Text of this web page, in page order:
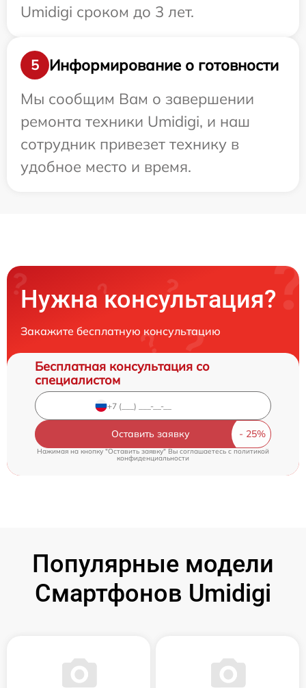
Umidigi сроком до 3 лет.
5
Информирование о готовности
Мы сообщим Вам о завершении
ремонта техники Umidigi, и наш
сотрудник привезет технику в
удобное место и время.
Нужна консультация?
Закажите бесплатную консультацию
Бесплатная консультация со
специалистом
Оставить заявку
Нажимая на кнопку "Оставить заявку" Вы соглашаетесь c политикой
конфиденциальности
Популярные модели
Смартфонов Umidigi